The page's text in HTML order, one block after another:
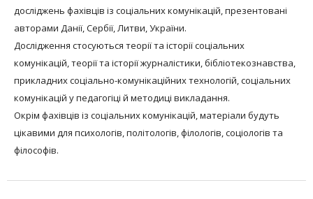
досліджень фахівців із соціальних комунікацій, презентовані
авторами Данії, Сербії, Литви, України.
Дослідження стосуються теорії та історії соціальних
комунікацій, теорії та історії журналістики, бібліотекознавства,
прикладних соціально-комунікаційних технологій, соціальних
комунікацій у педагогіці й методиці викладання.
Окрім фахівців із соціальних комунікацій, матеріали будуть
цікавими для психологів, політологів, філологів, соціологів та
філософів.